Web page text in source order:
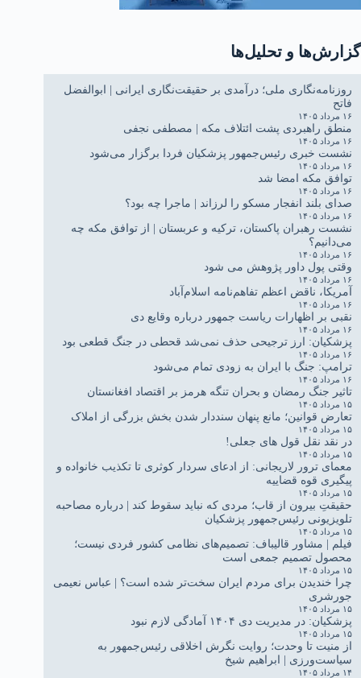
گزارش‌ها و تحلیل‌ها
روزنامه‌نگاری ملی؛ درآمدی بر حقیقت‌نگاری ایرانی | ابوالفضل
فاتح
۱۶ مرداد ۱۴۰۵
منطق راهبردی پشت ائتلاف مکه | مصطفی نجفی
۱۶ مرداد ۱۴۰۵
نشست خبری رئیس‌جمهور پزشکیان فردا برگزار می‌شود
۱۶ مرداد ۱۴۰۵
توافق مکه امضا شد
۱۶ مرداد ۱۴۰۵
صدای بلند انفجار مسکو را لرزاند | ماجرا چه بود؟
۱۶ مرداد ۱۴۰۵
نشست رهبران پاکستان، ترکیه و عربستان | از توافق مکه چه
می‌دانیم؟
۱۶ مرداد ۱۴۰۵
وقتی پول داور پژوهش می شود
۱۶ مرداد ۱۴۰۵
آمریکا، ناقض اعظم تفاهم‌نامه اسلام‌آباد
۱۶ مرداد ۱۴۰۵
نقبی بر اظهارات ریاست جمهور درباره وقایع دی
۱۶ مرداد ۱۴۰۵
پزشکیان: ارز ترجیحی حذف نمی‌شد قحطی در جنگ قطعی بود
۱۶ مرداد ۱۴۰۵
ترامپ: جنگ با ایران به زودی تمام می‌شود
۱۶ مرداد ۱۴۰۵
تاثیر جنگ رمضان و بحران تنگه هرمز بر اقتصاد افغانستان
۱۵ مرداد ۱۴۰۵
تعارض قوانین؛ مانع پنهان سنددار شدن بخش بزرگی از املاک
۱۵ مرداد ۱۴۰۵
در نقد نقل قول های جعلی!
۱۵ مرداد ۱۴۰۵
معمای ترور لاریجانی: از ادعای سردار کوثری تا تکذیب خانواده و
پیگیری قوه قضاییه
۱۵ مرداد ۱۴۰۵
حقیقتِ بیرون از قاب؛ مردی که نباید سقوط کند | درباره مصاحبه
تلویزیونی رئیس‌جمهور پزشکیان
۱۵ مرداد ۱۴۰۵
فیلم | مشاور قالیباف: تصمیم‌های نظامی کشور فردی نیست؛
محصول تصمیم جمعی است
۱۵ مرداد ۱۴۰۵
چرا خندیدن برای مردم ایران سخت‌تر شده است؟ | عباس نعیمی
جورشری
۱۵ مرداد ۱۴۰۵
پزشکیان: در مدیریت دی ۱۴۰۴ آمادگی لازم نبود
۱۵ مرداد ۱۴۰۵
از منیت تا وحدت؛ روایت نگرش اخلاقی رئیس‌جمهور به
سیاست‌ورزی | ابراهیم شیخ
۱۴ مرداد ۱۴۰۵